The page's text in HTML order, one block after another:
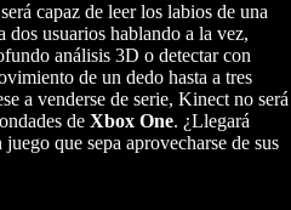
será capaz de leer los labios de una
dos usuarios hablando a la vez,
análisis 3D o detectar con
de un dedo hasta a tres
a venderse de serie, Kinect no será
de Xbox One. ¿Llegará
que sepa aprovecharse de sus